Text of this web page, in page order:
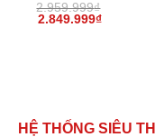
2.959.999₫
Giá
2.849.999₫Giá
HỆ THỐNG SIÊU